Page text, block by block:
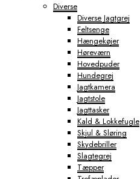
Diverse
Diverse Jagtgrej
Feltsenge
Hængekøjer
Høreværn
Hovedpuder
Hundegrej
Jagtkamera
Jagtstole
Jagttasker
Kald & Lokkefugle
Skjul & Sløring
Skydebriller
Slagtegrej
Tæpper